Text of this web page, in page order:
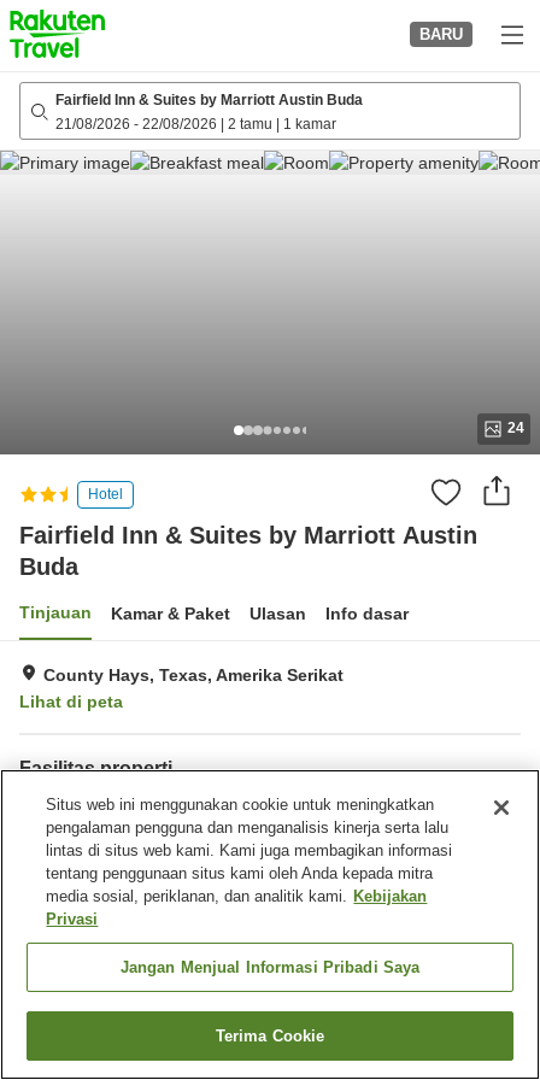
to
top
page
BARU
Fairfield Inn & Suites by Marriott Austin Buda
21/08/2026 - 22/08/2026 2 tamu 1 kamar
24
Hotel
Fairfield Inn & Suites by Marriott Austin
Buda
Tinjauan Kamar & Paket Ulasan Info dasar
County Hays, Texas, Amerika Serikat
Lihat di peta
Fasilitas properti
Tempat parkir
Spa / Salon kecantikan
Benar-benar bebas rokok
Laundry
Beranda Amerika Serikat Texas
County Hays
Fairfield Inn & Suites by Marriott Austin Buda
Cari kamar
Situs web ini menggunakan cookie untuk meningkatkan
pengalaman pengguna dan menganalisis kinerja serta lalu
lintas di situs web kami. Kami juga membagikan informasi
tentang penggunaan situs kami oleh Anda kepada mitra
media sosial, periklanan, dan analitik kami. Kebijakan
Privasi
Jangan Menjual Informasi Pribadi Saya
Terima Cookie